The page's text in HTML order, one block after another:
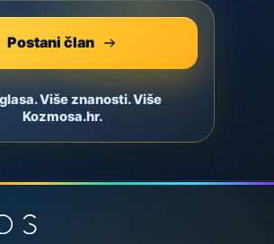
Postani član
Više znanosti. Više
Kozmosa.hr.